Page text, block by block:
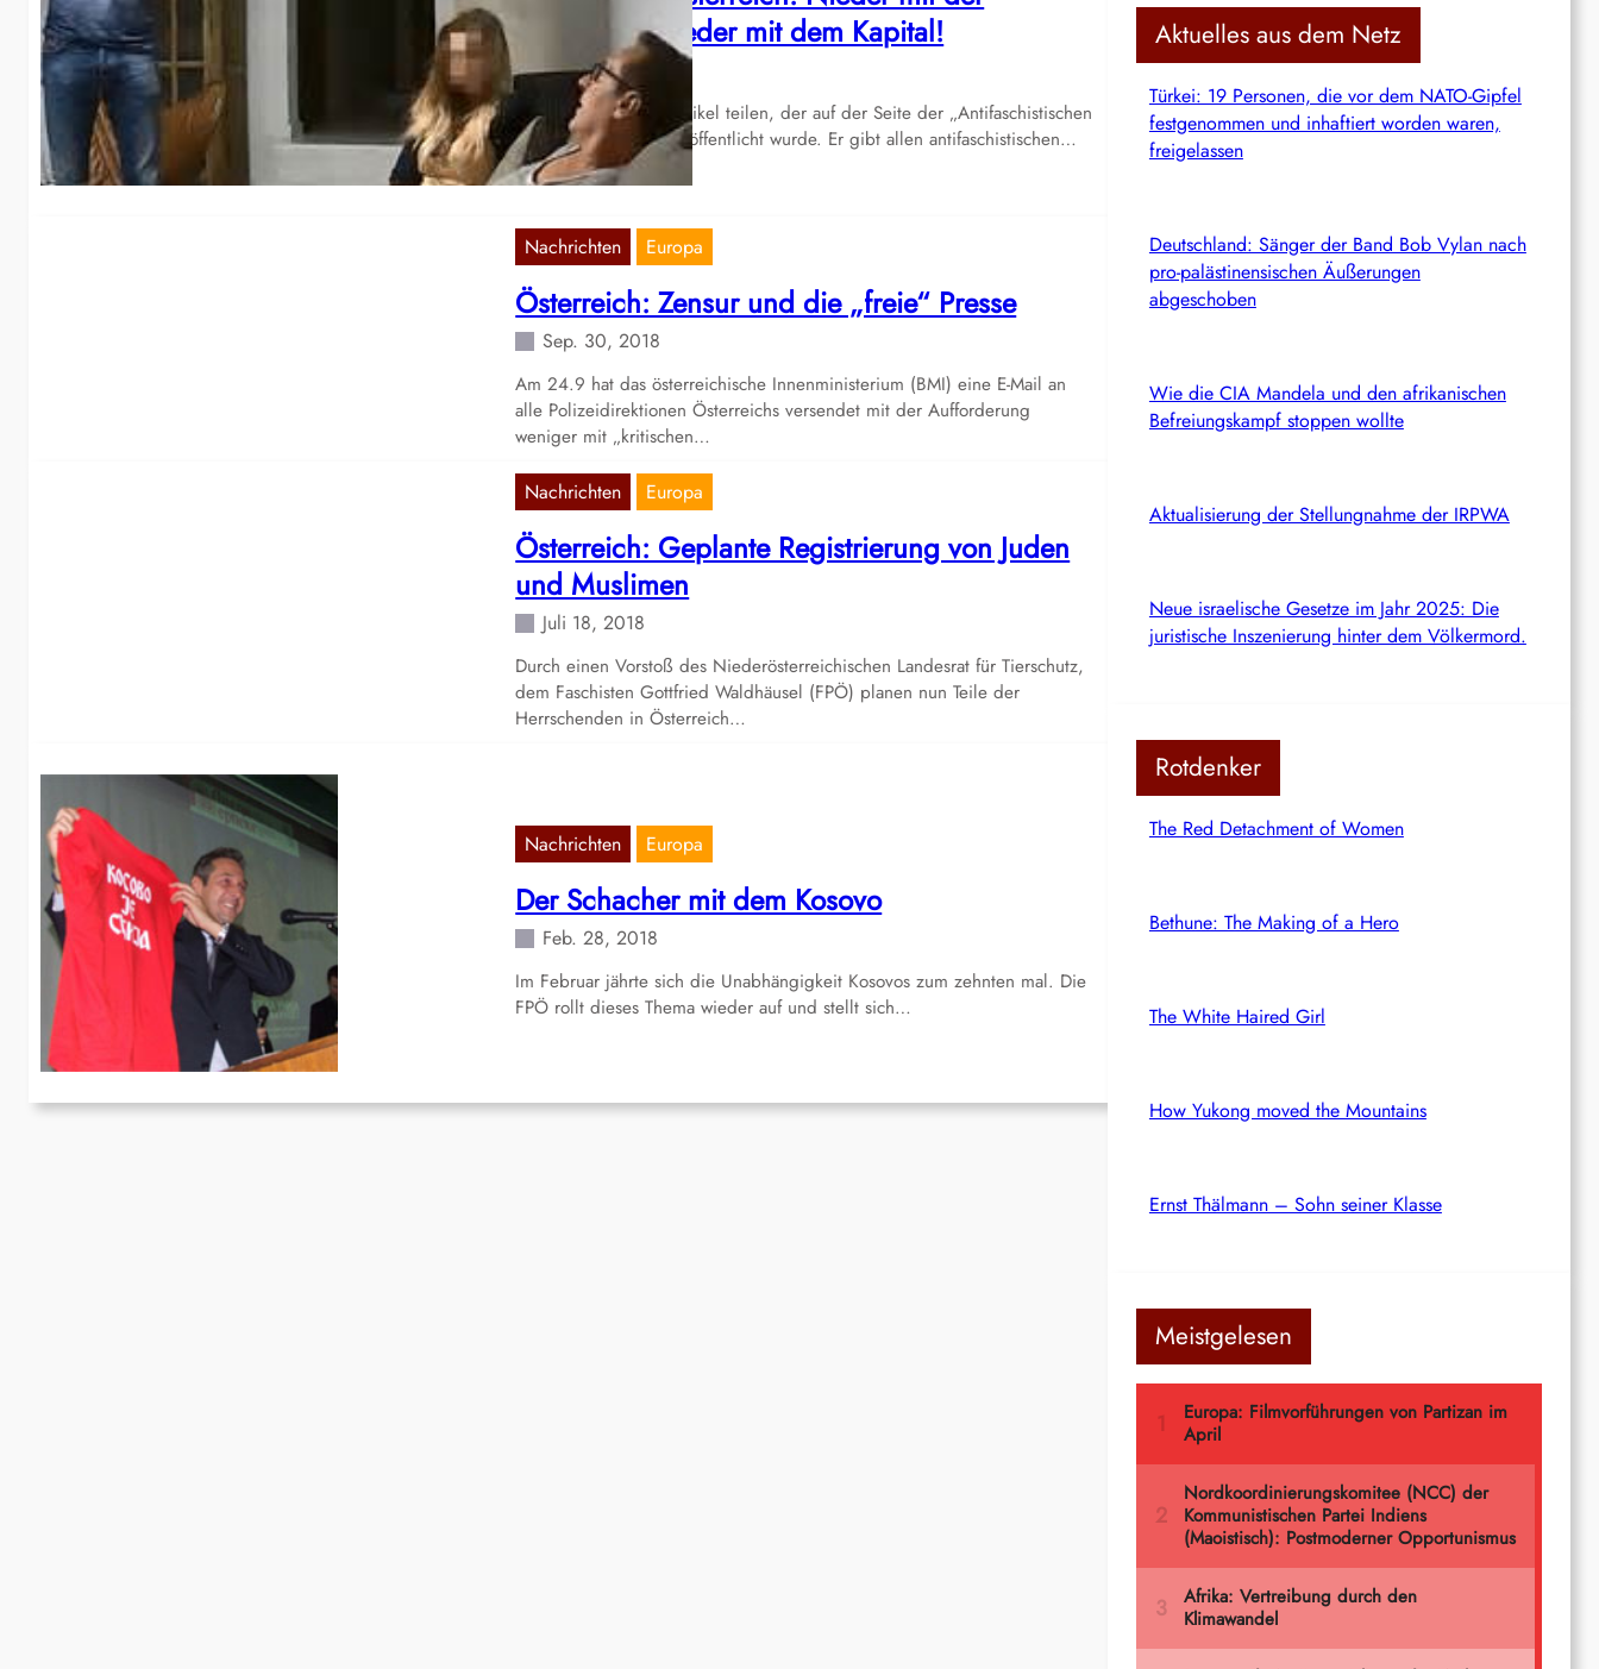
Korruption, nieder mit dem Kapital!
Mai 19, 2019
Wir möchten einen Artikel teilen, der auf der Seite der „Antifaschistischen
Aktion – Infoblatt“ veröffentlicht wurde. Er gibt allen antifaschistischen…
Nachrichten Europa
Österreich: Zensur und die „freie“ Presse
Sep. 30, 2018
Am 24.9 hat das österreichische Innenministerium (BMI) eine E-Mail an
alle Polizeidirektionen Österreichs versendet mit der Aufforderung
weniger mit „kritischen…
Nachrichten Europa
Österreich: Geplante Registrierung von Juden
und Muslimen
Juli 18, 2018
Durch einen Vorstoß des Niederösterreichischen Landesrat für Tierschutz,
dem Faschisten Gottfried Waldhäusel (FPÖ) planen nun Teile der
Herrschenden in Österreich…
Nachrichten Europa
Der Schacher mit dem Kosovo
Feb. 28, 2018
Im Februar jährte sich die Unabhängigkeit Kosovos zum zehnten mal. Die
FPÖ rollt dieses Thema wieder auf und stellt sich…
c
Aktuelles aus dem Netz
Türkei: 19 Personen, die vor dem NATO-Gipfel
festgenommen und inhaftiert worden waren,
freigelassen
Deutschland: Sänger der Band Bob Vylan nach
pro-palästinensischen Äußerungen
abgeschoben
Wie die CIA Mandela und den afrikanischen
Befreiungskampf stoppen wollte
Aktualisierung der Stellungnahme der IRPWA
Neue israelische Gesetze im Jahr 2025: Die
juristische Inszenierung hinter dem Völkermord.
Rotdenker
The Red Detachment of Women
Bethune: The Making of a Hero
The White Haired Girl
How Yukong moved the Mountains
Ernst Thälmann – Sohn seiner Klasse
Meistgelesen